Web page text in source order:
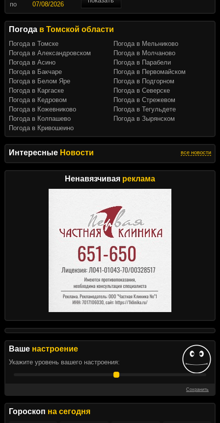
Интересные Новости все новости
Ненавязчивая реклама
Ваше настроение
Укажите уровень вашего настроения:
Сохранить
Гороскоп на сегодня
по
Погода в Томской области
Погода в Томске
Погода в Александровском
Погода в Асино
Погода в Бакчаре
Погода в Белом Яре
Погода в Каргаске
Погода в Кедровом
Погода в Кожевниково
Погода в Колпашево
Погода в Кривошеино
Погода в Мельниково
Погода в Молчаново
Погода в Парабели
Погода в Первомайском
Погода в Подгорном
Погода в Северске
Погода в Стрежевом
Погода в Тегульдете
Погода в Зырянском